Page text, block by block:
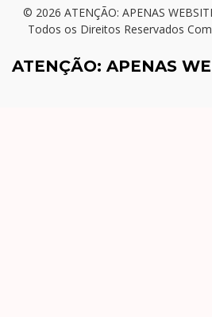
© 2026 ATENÇÃO: APENAS
Todos os Direitos Reservados
ATENÇÃO: APENAS